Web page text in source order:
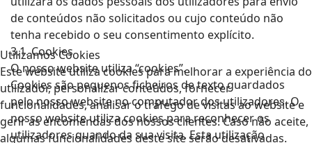
de conteúdos não solicitados ou cujo conteúdo não
tenha recebido o seu consentimento explícito.
3.1. Cookies
O nosso website utiliza “cookies”.
Cookies são pequenos ficheiros de texto guardados
pelo nosso website no computador dos utilizadores. O
nosso website utiliza cookies para reconhecer os
utilizadores quando da sua visita. Esta utilização
Utilizamos Cookies
Este website utiliza cookies para melhorar a experiência do
utilizador, personalizar conteúdos, fornecer
funcionalidades, analisar o tráfego de visitas ao website e
gerir as encomendas dos nossos clientes. Caso não aceite,
algumas funcionalidades deste site serão desativadas.